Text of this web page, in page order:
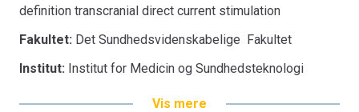
definition transcranial direct current stimulation
Fakultet: Det Sundhedsvidenskabelige Fakultet
Institut: Institut for Medicin og Sundhedsteknologi
Vis mere